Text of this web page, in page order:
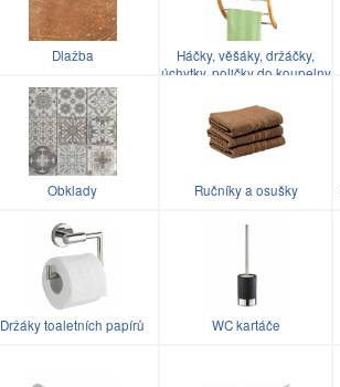
Dlažba
Háčky, věšáky, držáčky,
úchytky, poličky do koupelny
Obklady Ručníky a osušky
Držáky toaletních papírů WC kartáče